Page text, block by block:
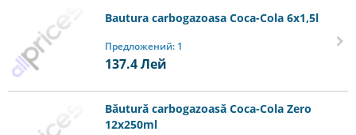
Bautura carbogazoasa Coca-Cola 6х1,5l
Предложений: 1
137.4Лей
Băutură carbogazoasă Coca-Cola Zero
12x250ml